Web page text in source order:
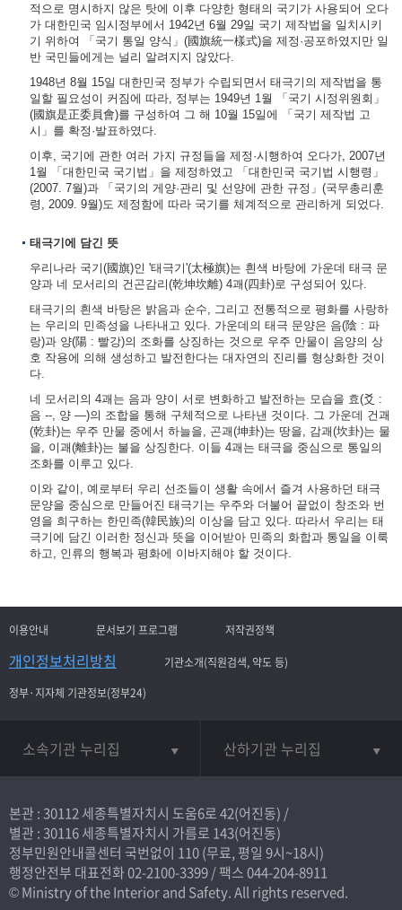
적으로 명시하지 않은 탓에 이후 다양한 형태의 국기가 사용되어 오다
가 대한민국 임시정부에서 1942년 6월 29일 국기 제작법을 일치시키
기 위하여 「국기 통일 양식」(國旗統一樣式)을 제정·공포하였지만 일
반 국민들에게는 널리 알려지지 않았다.
1948년 8월 15일 대한민국 정부가 수립되면서 태극기의 제작법을 통
일할 필요성이 커짐에 따라, 정부는 1949년 1월 「국기 시정위원회」
(國旗是正委員會)를 구성하여 그 해 10월 15일에 「국기 제작법 고
시」를 확정·발표하였다.
이후, 국기에 관한 여러 가지 규정들을 제정·시행하여 오다가, 2007년
1월 「대한민국 국기법」을 제정하였고 「대한민국 국기법 시행령」
(2007. 7월)과 「국기의 게양·관리 및 선양에 관한 규정」(국무총리훈
령, 2009. 9월)도 제정함에 따라 국기를 체계적으로 관리하게 되었다.
태극기에 담긴 뜻
우리나라 국기(國旗)인 '태극기'(太極旗)는 흰색 바탕에 가운데 태극 문
양과 네 모서리의 건곤감리(乾坤坎離) 4괘(四卦)로 구성되어 있다.
태극기의 흰색 바탕은 밝음과 순수, 그리고 전통적으로 평화를 사랑하
는 우리의 민족성을 나타내고 있다. 가운데의 태극 문양은 음(陰 : 파
랑)과 양(陽 : 빨강)의 조화를 상징하는 것으로 우주 만물이 음양의 상
호 작용에 의해 생성하고 발전한다는 대자연의 진리를 형상화한 것이
다.
네 모서리의 4괘는 음과 양이 서로 변화하고 발전하는 모습을 효(爻 :
음 --, 양 ―)의 조합을 통해 구체적으로 나타낸 것이다. 그 가운데 건괘
(乾卦)는 우주 만물 중에서 하늘을, 곤괘(坤卦)는 땅을, 감괘(坎卦)는 물
을, 이괘(離卦)는 불을 상징한다. 이들 4괘는 태극을 중심으로 통일의
조화를 이루고 있다.
이와 같이, 예로부터 우리 선조들이 생활 속에서 즐겨 사용하던 태극
문양을 중심으로 만들어진 태극기는 우주와 더불어 끝없이 창조와 번
영을 희구하는 한민족(韓民族)의 이상을 담고 있다. 따라서 우리는 태
극기에 담긴 이러한 정신과 뜻을 이어받아 민족의 화합과 통일을 이룩
하고, 인류의 행복과 평화에 이바지해야 할 것이다.
이용안내 문서보기 프로그램 저작권정책
개인정보처리방침
기관소개(직원검색, 약도 등)
정부·지자체 기관정보(정부24)
소속기관 누리집 산하기관 누리집
본관 : 30112 세종특별자치시 도움6로 42(어진동) /
별관 : 30116 세종특별자치시 가름로 143(어진동)
정부민원안내콜센터 국번없이 110(무료, 평일 9시~18시)
행정안전부 대표전화02-2100-3399/ 팩스 044-204-8911
© Ministry of the Interior and Safety. All rights reserved.